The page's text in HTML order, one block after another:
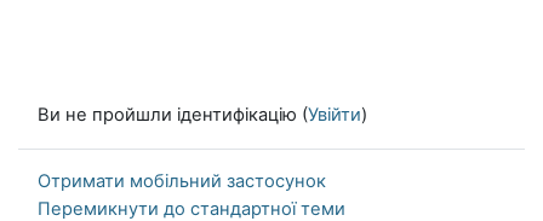
Ви не пройшли ідентифікацію (Увійти)
Отримати мобільний застосунок
Перемикнути до стандартної теми